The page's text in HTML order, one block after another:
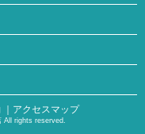
｜アクセスマップ
All rights reserved.